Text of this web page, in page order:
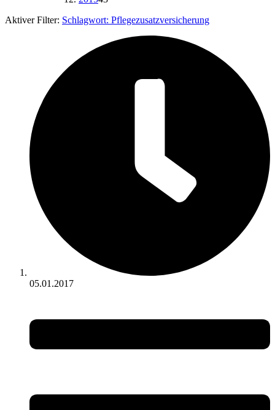
Aktiver Filter: Schlagwort: Pflegezusatzversicherung
05.01.2017